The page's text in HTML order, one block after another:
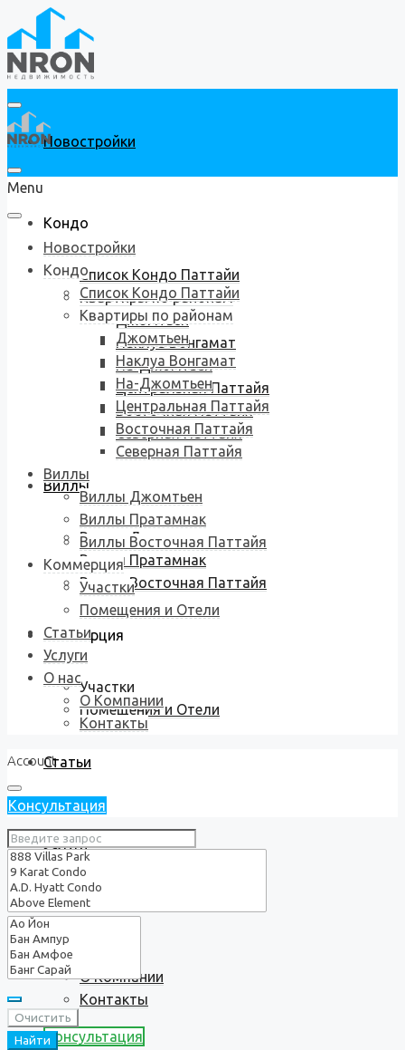
Новостройки
Кондо
Список Кондо Паттайи
Квартиры по районам
Джомтьен
Наклуа Вонгамат
На-Джомтьен
Центральная Паттайя
Восточная Паттайя
Северная Паттайя
Виллы
Виллы Джомтьен
Виллы Пратамнак
Виллы Восточная Паттайя
Коммерция
Участки
Помещения и Отели
Статьи
Услуги
О нас
О Компании
Контакты
Консультация
Menu
Новостройки
Кондо
Список Кондо Паттайи
Квартиры по районам
Джомтьен
Наклуа Вонгамат
На-Джомтьен
Центральная Паттайя
Восточная Паттайя
Северная Паттайя
Виллы
Виллы Джомтьен
Виллы Пратамнак
Виллы Восточная Паттайя
Коммерция
Участки
Помещения и Отели
Статьи
Услуги
О нас
О Компании
Контакты
Account
Консультация
Очистить
Найти